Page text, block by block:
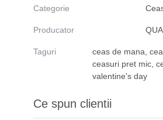
Categorie
Producator
Taguri ceas de mana
ceasuri pret mic,
valentine's day
Ce spun clientii